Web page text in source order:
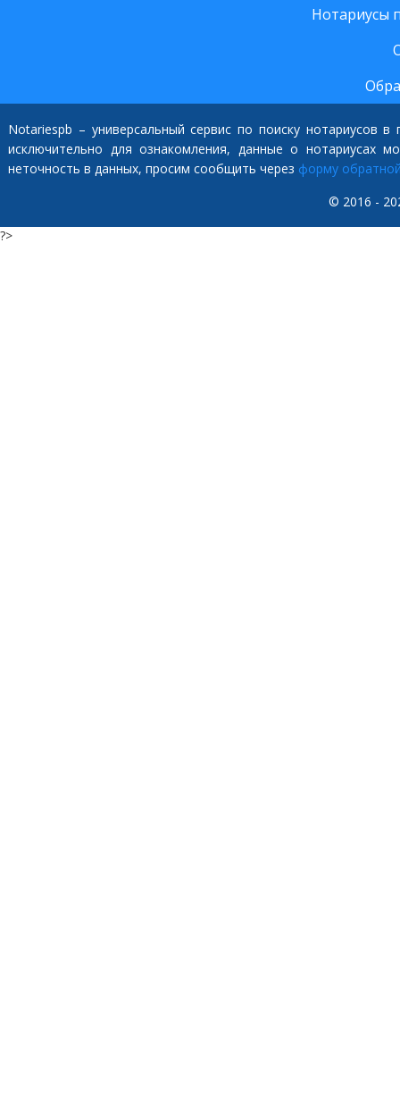
Нотариусы
Notariespb – универсальный сервис по поиску нотариусов
исключительно для ознакомления, данные о нотариусах
неточность в данных, просим сообщить через форму
© 2016 -
?>